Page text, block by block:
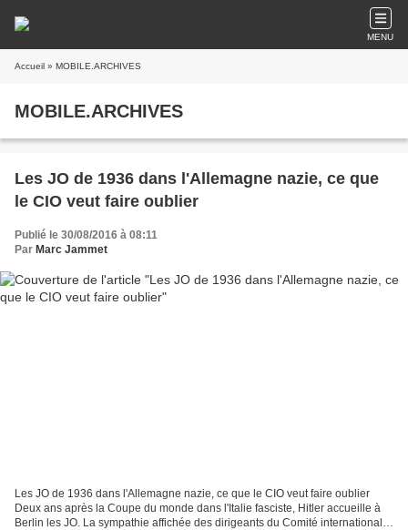
MENU
Accueil » MOBILE.ARCHIVES
MOBILE.ARCHIVES
Les JO de 1936 dans l'Allemagne nazie, ce que
le CIO veut faire oublier
Publié le 30/08/2016 à 08:11
Par Marc Jammet
Les JO de 1936 dans l'Allemagne nazie, ce que le CIO veut faire oublier
Deux ans après la Coupe du monde dans l'Italie fasciste, Hitler accueille à
Berlin les JO. La sympathie affichée des dirigeants du Comité international